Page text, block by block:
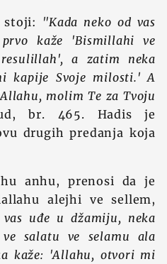
stoji: "Kada neko od vas
kaže 'Bismillahi ve
a zatim neka
kapije Svoje milosti.' A
molim Te za Tvoju
br. 465. Hadis je
drugih predanja koja
anhu, prenosi da je
alejhi ve sellem,
uđe u džamiju, neka
salatu ve selamu ala
kaže: 'Allahu, otvori mi